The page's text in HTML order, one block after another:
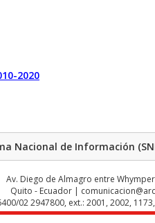
2020
Nacional de Información
Av. Diego de Almagro entre
Quito - Ecuador |
02 2947800, ext.: 2001, 2002,